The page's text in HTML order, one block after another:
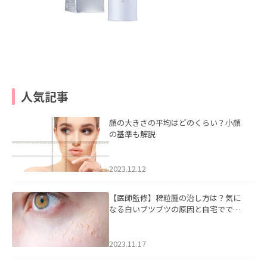
人気記事
顔の大きさの平均はどのくらい？小顔
の基準も解説
2023.12.12
【医師監修】稗粒腫の治し方は？気に
なる白いブツブツの原因と自宅ででき
2023.11.17